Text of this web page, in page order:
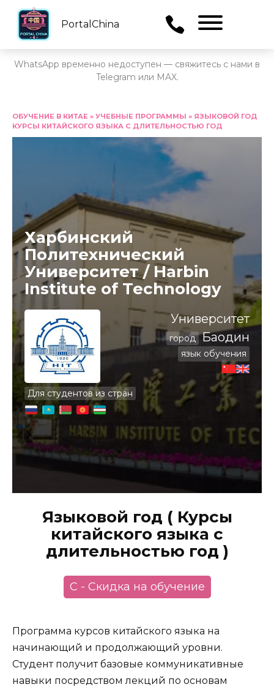
PortalChina
WhatsApp временно недоступен — свяжитесь с нами в
Telegram или MAX.
содержанию
ОБУЧЕНИЕ В КИТАЕ » УЧЕБНЫЕ ПРОГРАММЫ » ЯЗЫКОВОЙ ГОД
КУРСЫ КИТАЙСКОГО ЯЗЫКА С ДЛИТЕЛЬНОСТЬЮ ГОД
Харбинский
Политехнический
Университет / Harbin
Institute of Technology
Для студентов из стран
Университет
город Баодин
язык обучения
Языковой год ( Курсы
китайского языка с
длительностью год )
С - Скидка на обучение
Программа курсов китайского языка на
начинающий и продолжающий уровни.
Студент получит базовые коммуникативные
навыки посредством лекций по основам